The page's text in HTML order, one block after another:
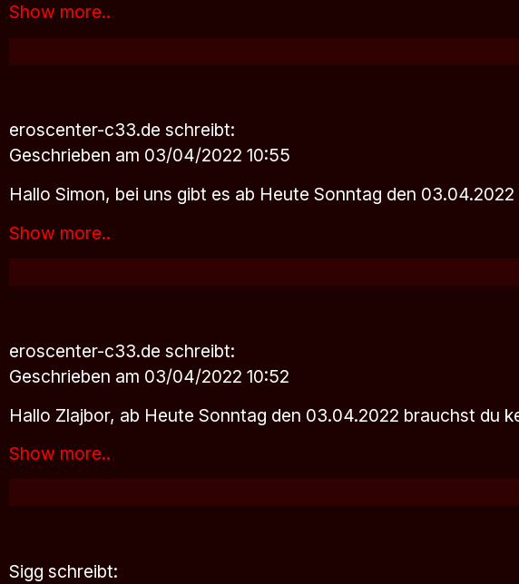
Show more..
eroscenter-c33.de schreibt:
Geschrieben am 03/04/2022 10:55
Hallo Simon, bei uns gibt es ab Heute Sonntag den
Show more..
eroscenter-c33.de schreibt:
Geschrieben am 03/04/2022 10:52
Hallo Zlajbor, ab Heute Sonntag den 03.04.2022 brauchst du
Show more..
Sigg schreibt: